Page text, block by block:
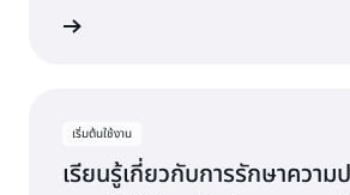
เริ่มต้นใช้งาน
เรียนรู้เกี่ยวกับการรักษาควา